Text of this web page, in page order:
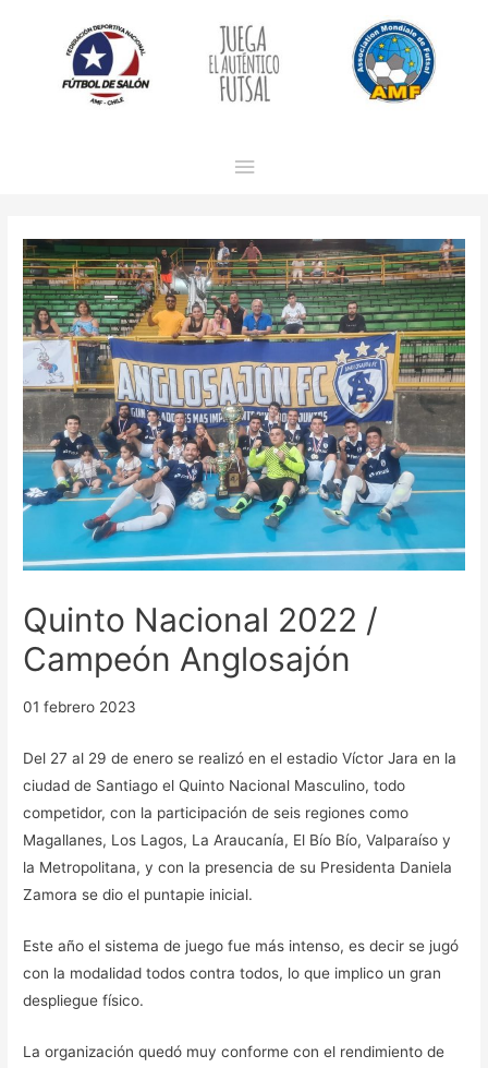
Menú
Quinto Nacional 2022 /
Campeón Anglosajón
01 febrero 2023
Del 27 al 29 de enero se realizó en el estadio Víctor Jara en la
ciudad de Santiago el Quinto Nacional Masculino, todo
competidor, con la participación de seis regiones como
Magallanes, Los Lagos, La Araucanía, El Bío Bío, Valparaíso y
la Metropolitana, y con la presencia de su Presidenta Daniela
Zamora se dio el puntapie inicial.
Este año el sistema de juego fue más intenso, es decir se jugó
con la modalidad todos contra todos, lo que implico un gran
despliegue físico.
La organización quedó muy conforme con el rendimiento de